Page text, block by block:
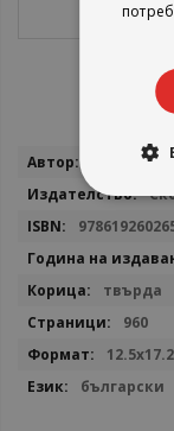
Повече
информация
Сава
твърда
960
12.5х17.2
български